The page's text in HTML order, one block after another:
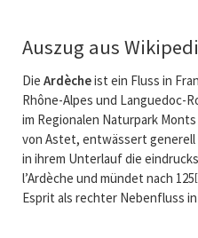
Auszug aus
Die Ardècheist ein Fluss in
Rhône-Alpes und Languedoc-
im Regionalen Naturpark
von Astet, entwässert
in ihrem Unterlauf die
l’Ardèche und mündet nach 125
Esprit als rechter Nebenfluss